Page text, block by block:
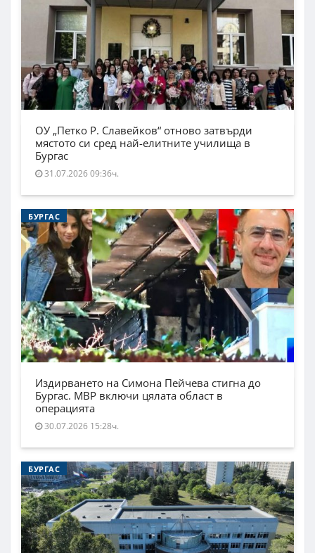
ОУ „Петко Р. Славейков“ отново затвърди
мястото си сред най-елитните училища в
Бургас
31.07.2026 09:36ч.
БУРГАС
Издирването на Симона Пейчева стигна до
Бургас. МВР включи цялата област в
операцията
30.07.2026 15:28ч.
БУРГАС